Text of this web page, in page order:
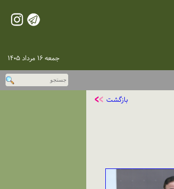
جمعه ۱۶ مرداد ۱۴۰۵
بازگشت